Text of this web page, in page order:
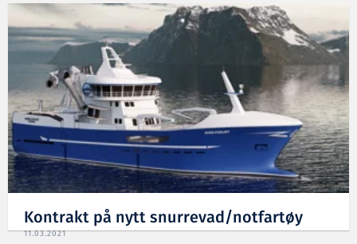
Kontrakt på nytt snurrevad/notfartøy
11.03.2021